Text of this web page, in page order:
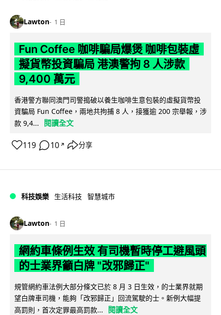
Lawton 1 日
Fun Coffee 咖啡騙局爆煲 咖啡包裝虛
擬貨幣投資騙局 港澳警拘 8 人涉款
9,400 萬元
香港警方聯同澳門司警搗破以養生咖啡生意包裝的虛擬貨幣投
資騙局 Fun Coffee，兩地共拘捕 8 人，接獲逾 200 宗舉報，涉
款 9,4...
閱讀全文
119 10 ↗ 分享
科技娛樂 生活科技 智慧城市
Lawton 1 日
網約車條例生效 有司機暫時停工避風頭
的士業界籲白牌 "改邪歸正"
規管網約車法例大部分條文已於 8 月 3 日生效，的士業界就期
望白牌車司機，能夠「改邪歸正」回流駕駛的士。新例大幅提
高罰則，首次定罪最高罰款...
閱讀全文